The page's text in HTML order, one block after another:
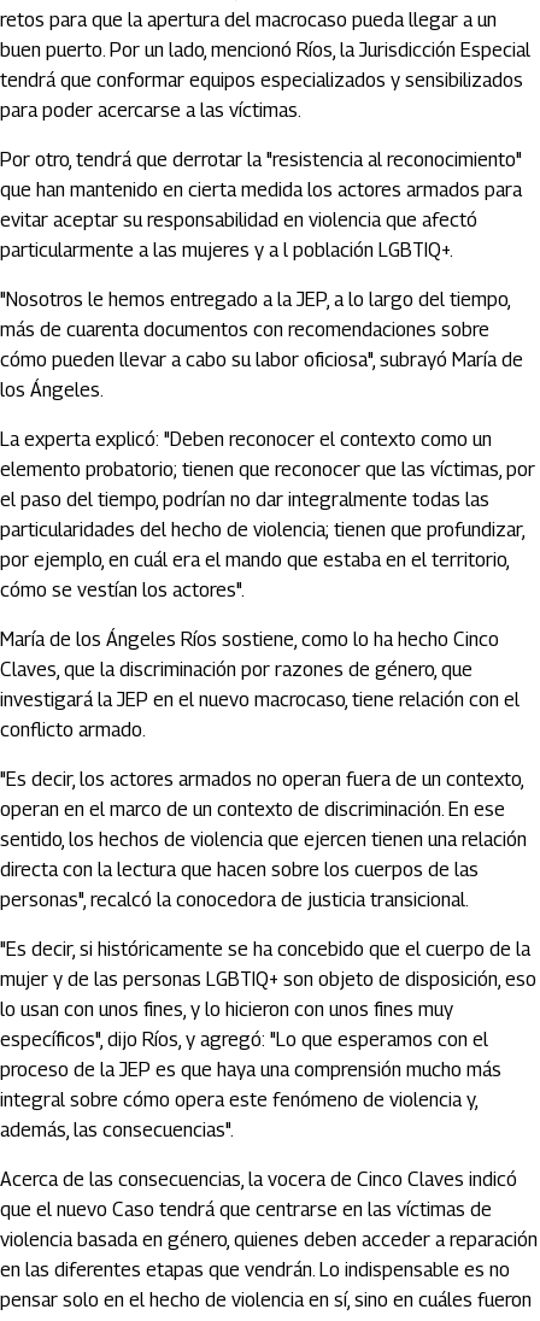
retos para que la apertura del macrocaso pueda llegar a un
buen puerto. Por un lado, mencionó Ríos, la Jurisdicción Especial
tendrá que conformar equipos especializados y sensibilizados
para poder acercarse a las víctimas.
Por otro, tendrá que derrotar la "resistencia al reconocimiento"
que han mantenido en cierta medida los actores armados para
evitar aceptar su responsabilidad en violencia que afectó
particularmente a las mujeres y a l población LGBTIQ+.
"Nosotros le hemos entregado a la JEP, a lo largo del tiempo,
más de cuarenta documentos con recomendaciones sobre
cómo pueden llevar a cabo su labor oficiosa", subrayó María de
los Ángeles.
La experta explicó: "Deben reconocer el contexto como un
elemento probatorio; tienen que reconocer que las víctimas, por
el paso del tiempo, podrían no dar integralmente todas las
particularidades del hecho de violencia; tienen que profundizar,
por ejemplo, en cuál era el mando que estaba en el territorio,
cómo se vestían los actores".
María de los Ángeles Ríos sostiene, como lo ha hecho Cinco
Claves, que la discriminación por razones de género, que
investigará la JEP en el nuevo macrocaso, tiene relación con el
conflicto armado.
"Es decir, los actores armados no operan fuera de un contexto,
operan en el marco de un contexto de discriminación. En ese
sentido, los hechos de violencia que ejercen tienen una relación
directa con la lectura que hacen sobre los cuerpos de las
personas", recalcó la conocedora de justicia transicional.
"Es decir, si históricamente se ha concebido que el cuerpo de la
mujer y de las personas LGBTIQ+ son objeto de disposición, eso
lo usan con unos fines, y lo hicieron con unos fines muy
específicos", dijo Ríos, y agregó: "Lo que esperamos con el
proceso de la JEP es que haya una comprensión mucho más
integral sobre cómo opera este fenómeno de violencia y,
además, las consecuencias".
Acerca de las consecuencias, la vocera de Cinco Claves indicó
que el nuevo Caso tendrá que centrarse en las víctimas de
violencia basada en género, quienes deben acceder a reparación
en las diferentes etapas que vendrán. Lo indispensable es no
pensar solo en el hecho de violencia en sí, sino en cuáles fueron